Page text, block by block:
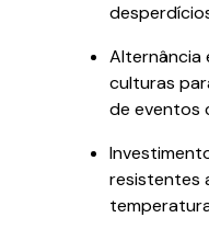
Alternância
culturas
de eventos
resistentes